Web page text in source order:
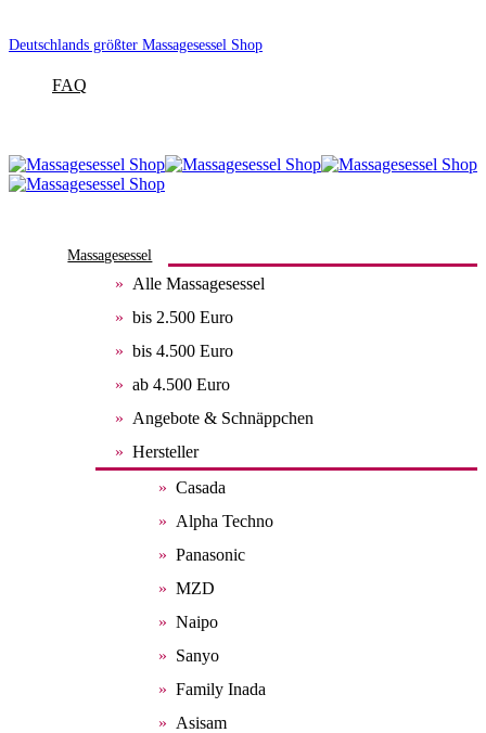
Deutschlands größter Massagesessel Shop
FAQ
Massagesessel
Alle Massagesessel
bis 2.500 Euro
bis 4.500 Euro
ab 4.500 Euro
Angebote & Schnäppchen
Hersteller
Casada
Alpha Techno
Panasonic
MZD
Naipo
Sanyo
Family Inada
Asisam